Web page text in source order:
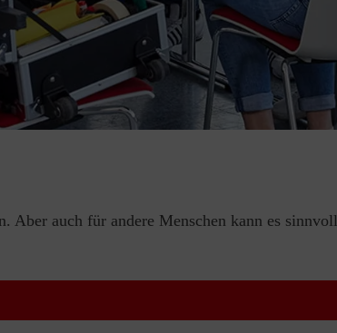
auch für andere Menschen kann es